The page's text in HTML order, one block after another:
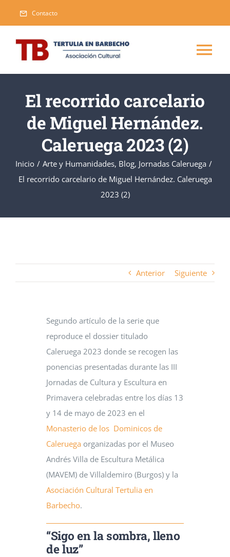
contenido
Contacto
El recorrido carcelario
de Miguel Hernández.
Caleruega 2023 (2)
Inicio / Arte y Humanidades, Blog, Jornadas Caleruega /
El recorrido carcelario de Miguel Hernández. Caleruega
2023 (2)
Anterior Siguiente
Segundo artículo de la serie que
reproduce el dossier titulado
Caleruega 2023 donde se recogen las
ponencias presentadas durante las III
Jornadas de Cultura y Escultura en
Primavera celebradas entre los días 13
y 14 de mayo de 2023 en el
Monasterio de los Dominicos de
Caleruega organizadas por el Museo
Andrés Villa de Escultura Metálica
(MAVEM) de Villaldemiro (Burgos) y la
Asociación Cultural Tertulia en
Barbecho.
“Sigo en la sombra, lleno
de luz”